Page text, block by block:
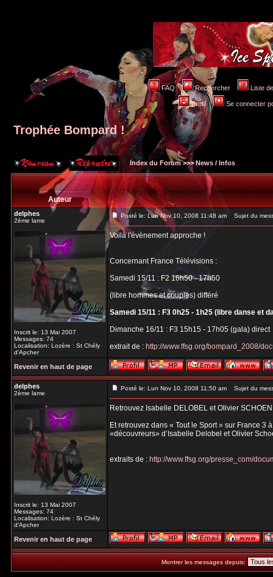
FAQ Rechercher Liste
Profil Se connecter
Trophée Bompard !
Index du Forum>>>News / Infos
Auteur
delphes
2ème lame
Inscrit le: 13 Mai 2007
Messages: 74
Localisation: Lozère : St Chély
d'Apcher
Posté le: Lun Nov 10, 2008 11:48 am Sujet du
Voilà l'évènement approche !
Concernant France Télévisions :
Samedi 15/11 : F2 16h50 - 17h50
(libre hommes et couples) différé
Samedi 15/11 : F3 0h25 - 1h25 (libre danse et
Dimanche 16/11 : F3 15h15 - 17h05 (gala) direct
extrait de :http://www.ffsg.org/bompard_2008/
Revenir en haut de page
delphes
2ème lame
Inscrit le: 13 Mai 2007
Messages: 74
Localisation: Lozère : St Chély
d'Apcher
Posté le: Lun Nov 10, 2008 11:50 am Sujet du
Retrouvez Isabelle DELOBEL et Olivier
Et retrouvez dans « Tout le Sport » sur France 3
«découvreurs» d’Isabelle Delobel et Olivier
extraits de :http://www.ffsg.org/presse_com/
Revenir en haut de page
Montrer les messages depuis: